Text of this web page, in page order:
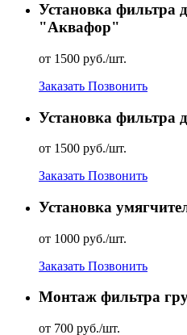
Установка фильтра
"Аквафор"
от 1500 руб./шт.
Заказать Позвонить
Установка фильтра
от 1500 руб./шт.
Заказать Позвонить
Установка
от 1000 руб./шт.
Заказать Позвонить
Монтаж фильтра
от 700 руб./шт.